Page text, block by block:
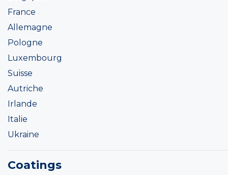
France
Allemagne
Pologne
Luxembourg
Suisse
Autriche
Irlande
Italie
Ukraine
Coatings